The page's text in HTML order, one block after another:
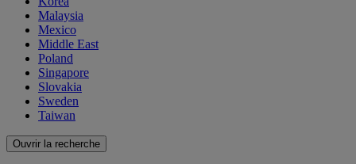
Malaysia
Mexico
Middle East
Poland
Singapore
Slovakia
Sweden
Taiwan
Ouvrir la recherche